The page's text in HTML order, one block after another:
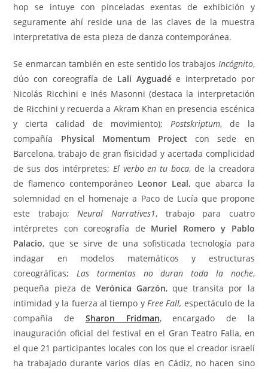
hop se intuye con pinceladas exentas de exhibición y
seguramente ahí reside una de las claves de la muestra
interpretativa de esta pieza de danza contemporánea.
Se enmarcan también en este sentido los trabajos Incógnito,
dúo con coreografía de Lali Ayguadée interpretado por
Nicolás Ricchini e Inés Masonni (destaca la interpretación
de Ricchini y recuerda a Akram Khan en presencia escénica
y cierta calidad de movimiento); Postskriptum, de la
compañía Physical Momentum Project con sede en
Barcelona, trabajo de gran fisicidad y acertada complicidad
de sus dos intérpretes; El verbo en tu boca, de la creadora
de flamenco contemporáneo Leonor Leal, que abarca la
solemnidad en el homenaje a Paco de Lucía que propone
este trabajo; Neural Narratives1, trabajo para cuatro
intérpretes con coreografía de Muriel Romero y Pablo
Palacio, que se sirve de una sofisticada tecnología para
indagar en modelos matemáticos y estructuras
coreográficas; Las tormentas no duran toda la noche,
pequeña pieza de Verónica Garzón, que transita por la
intimidad y la fuerza al tiempo y Free Fall, espectáculo de la
compañía de Sharon Fridman, encargado de la
inauguración oficial del festival en el Gran Teatro Falla, en
el que 21 participantes locales con los que el creador israelí
ha trabajado durante varios días en Cádiz, no hacen sino